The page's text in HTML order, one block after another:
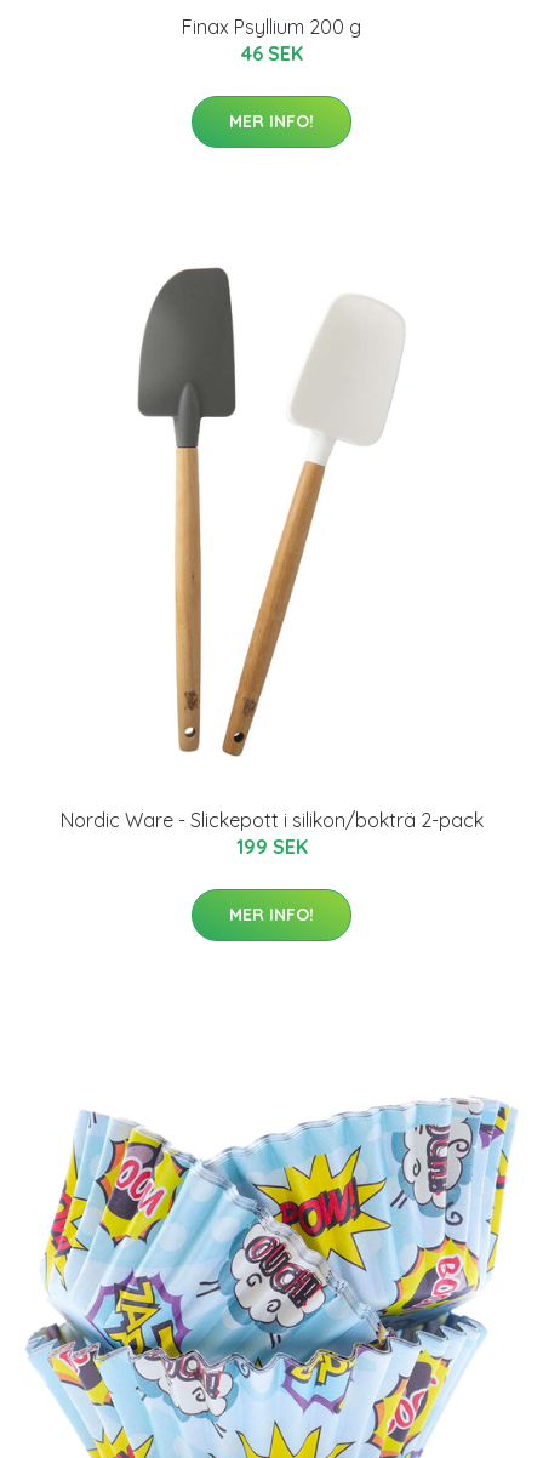
Finax Psyllium 200 g
46 SEK
MER INFO!
Nordic Ware - Slickepott i silikon/bokträ 2-pack
199 SEK
MER INFO!